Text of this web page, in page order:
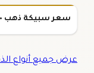
سعر سبيكة ذهب ١٠ تولة عيار ٢٤
عرض جميع أنواع